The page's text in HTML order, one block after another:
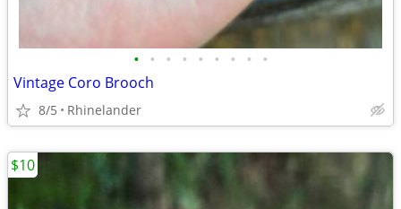
• • • • • • • • •
Vintage Coro Brooch
8/5 Rhinelander
$10